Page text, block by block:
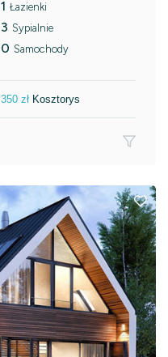
1 Łazienki
3 Sypialnie
0 Samochody
350 zł Kosztorys